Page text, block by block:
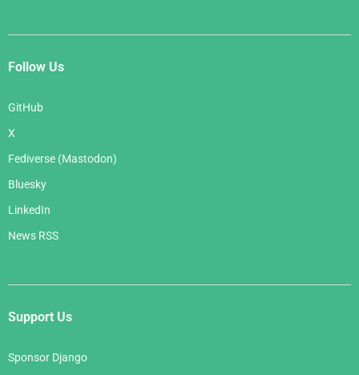
Follow Us
GitHub
X
Fediverse (Mastodon)
Bluesky
LinkedIn
News RSS
Support Us
Sponsor Django